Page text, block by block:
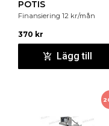
POTIS
Finansiering 12 kr/mån
370 kr
Lägg till